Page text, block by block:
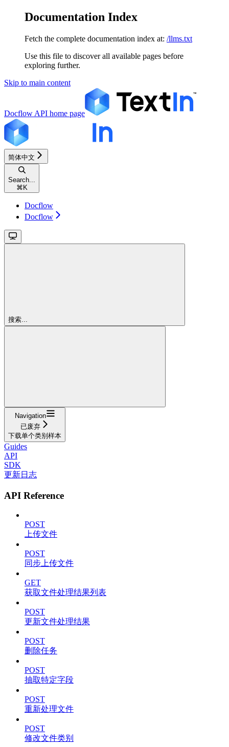
Documentation Index
Fetch the complete documentation index at: /llms.txt
Use this file to discover all available pages before
exploring further.
Skip to main content
Docflow API home page
简体中文
Search...
⌘ K
Docflow
Docflow
搜索...
Navigation
已废弃
下载单个类别样本
Guides
API
SDK
更新日志
API Reference
POST
上传文件
POST
同步上传文件
GET
获取文件处理结果列表
POST
更新文件处理结果
POST
删除任务
POST
抽取特定字段
POST
重新处理文件
POST
修改文件类别